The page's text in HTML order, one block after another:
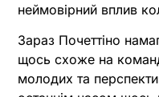
неймовірний вплив
Зараз Почеттіно
щось схоже на
молодих та